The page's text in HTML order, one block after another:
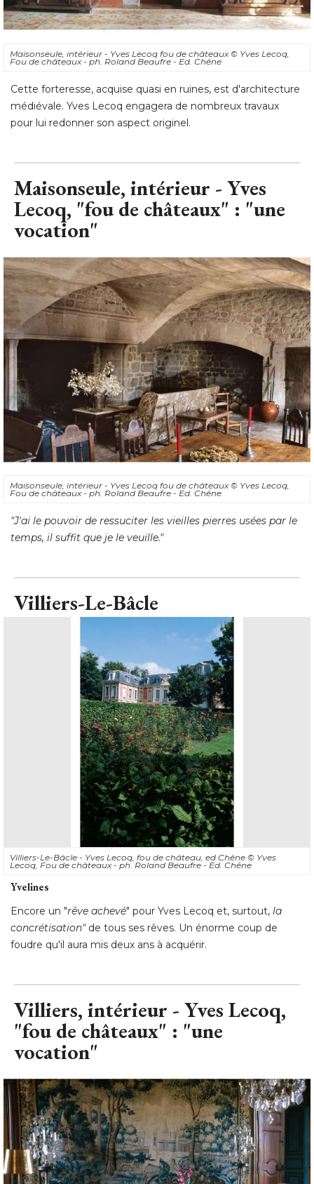
Cette forteresse, acquise quasi en ruines, est d'architecture
pour lui redonner son aspect originel.
Maisonseule, intérieur - Yves
vocation"
Maisonseule, intérieur - Yves Lecoq fou de châteaux© Yves Lecoq,
Fou de châteaux - ph. Roland Beaufre - Ed. Chêne
"J'ai le pouvoir de ressuciter les vieilles pierres usées par le
Villiers-Le-Bâcle
Villiers-Le-Bâcle - Yves Lecoq, fou de château, ed Chêne
Lecoq, Fou de châteaux - ph. Roland Beaufre - Ed. Chêne
rêve achevé " pour Yves Lecoq et, surtout,
concrétisation" de tous ses rêves. Un énorme coup de
Villiers, intérieur - Yves Lecoq,
vocation"